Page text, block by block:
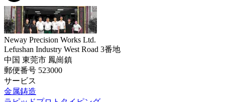
Neway Precision Works Ltd.
Lefushan Industry West Road 3番地
中国 東莞市 鳳崗鎮
郵便番号 523000
サービス
金属鋳造